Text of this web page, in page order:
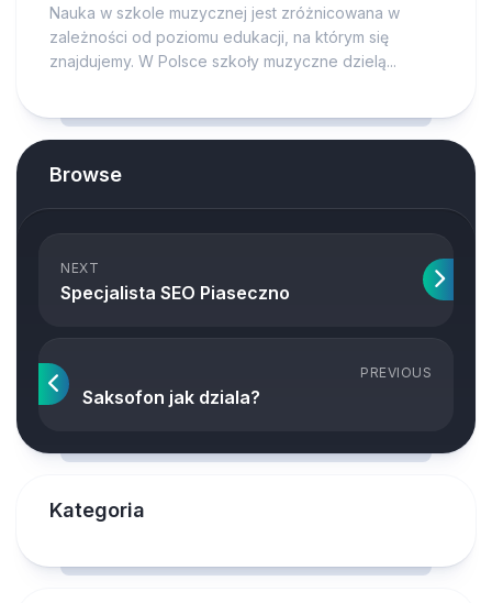
Nauka w szkole muzycznej jest zróżnicowana w
zależności od poziomu edukacji, na którym się
znajdujemy. W Polsce szkoły muzyczne dzielą...
Browse
NEXT
Specjalista SEO Piaseczno
PREVIOUS
Saksofon jak dziala?
Kategoria